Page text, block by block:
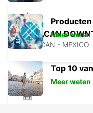
CULIACAN
CULIACAN - MEXICO
Meer weten
Top 10
Meer weten